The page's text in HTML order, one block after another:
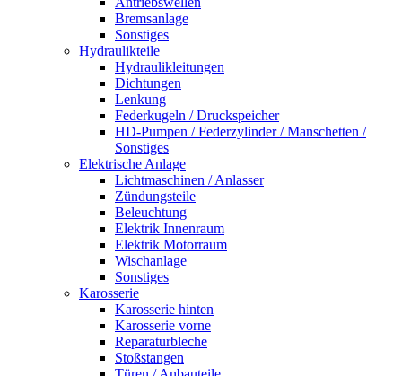
Bremsanlage
Sonstiges
Hydraulikteile
Hydraulikleitungen
Dichtungen
Lenkung
Federkugeln / Druckspeicher
HD-Pumpen / Federzylinder / Manschetten /
Sonstiges
Elektrische Anlage
Lichtmaschinen / Anlasser
Zündungsteile
Beleuchtung
Elektrik Innenraum
Elektrik Motorraum
Wischanlage
Sonstiges
Karosserie
Karosserie hinten
Karosserie vorne
Reparaturbleche
Stoßstangen